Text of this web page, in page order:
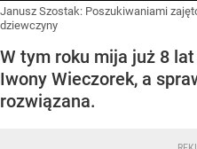
Janusz Szostak: Poszukiwaniami
dziewczyny
W tym roku mija już 8
Iwony Wieczorek, a
rozwiązana.